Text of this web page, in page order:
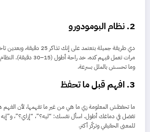
2. نظام البومودورو
مرات تعمل فيهم كده، خد
وما تحسش بالملل بسرعة.
3. افهم قبل ما تحفظ
ما تحفظش المعلومة زي ما هي من غير ما تفهمها، لأن الفهم
تفضل في دماغك أطول. اسأل نفسك: “ليه؟”، “إزاي؟”،
للمعنى الحقيقي وتركّز أكتر.